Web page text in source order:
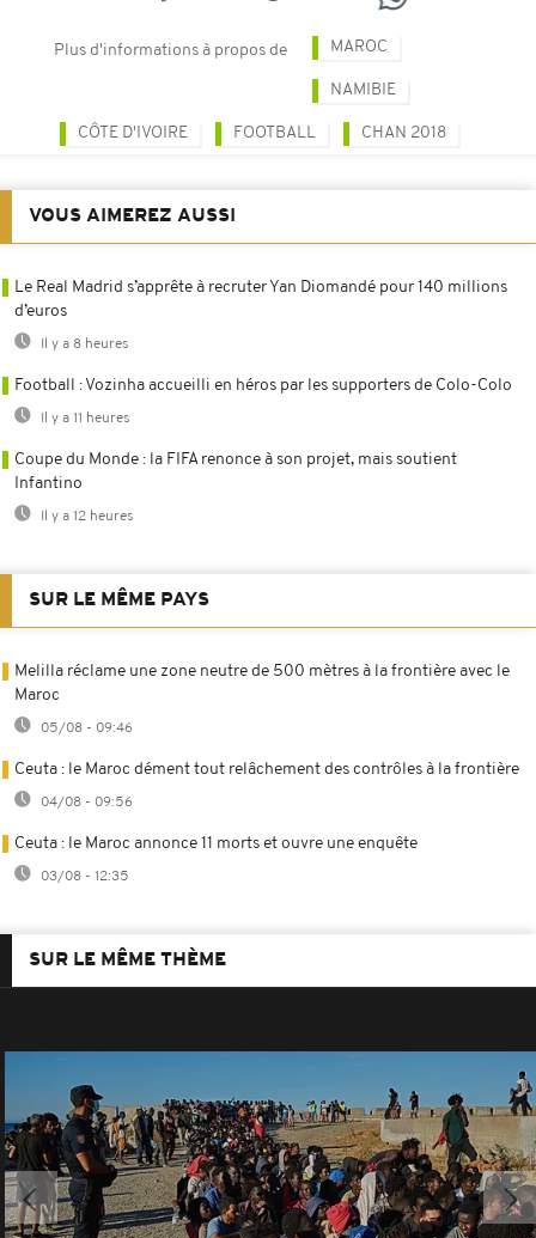
Plus d'informations à propos de MAROC
NAMIBIE
CÔTE D'IVOIRE FOOTBALL CHAN 2018
VOUS AIMEREZ AUSSI
Le Real Madrid s’apprête à recruter Yan Diomandé pour 140 millions
d’euros
Il y a 8 heures
Football : Vozinha accueilli en héros par les supporters de Colo-Colo
Il y a 11 heures
Coupe du Monde : la FIFA renonce à son projet, mais soutient
Infantino
Il y a 12 heures
SUR LE MÊME PAYS
Melilla réclame une zone neutre de 500 mètres à la frontière avec le
Maroc
05/08 - 09:46
Ceuta : le Maroc dément tout relâchement des contrôles à la frontière
04/08 - 09:56
Ceuta : le Maroc annonce 11 morts et ouvre une enquête
03/08 - 12:35
SUR LE MÊME THÈME